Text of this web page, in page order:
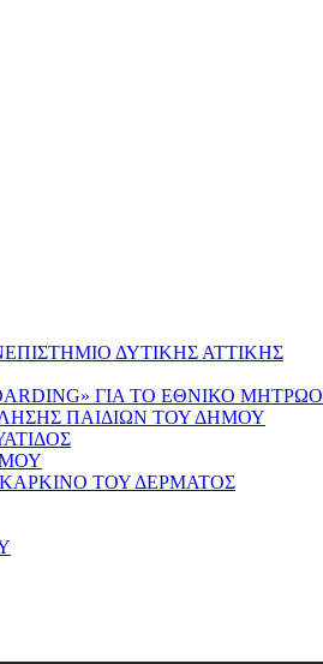
ΔΥΤΙΚΗΣ ΑΤΤΙΚΗΣ
ΓΙΑ ΤΟ ΕΘΝΙΚΟ
ΠΑΙΔΙΩΝ ΤΟΥ ΔΗΜΟΥ
ΤΟΥ ΔΕΡΜΑΤΟΣ